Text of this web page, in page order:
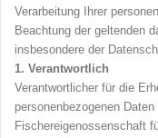
Verarbeitung Ihrer
Beachtung der geltenden
insbesondere der
1. Verantwortlich
Verantwortlicher für die
personenbezogenen
Fischereigenossenschaft